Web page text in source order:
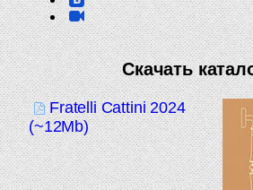
Скачать
Fratelli Cattini 2024
(~12Mb)